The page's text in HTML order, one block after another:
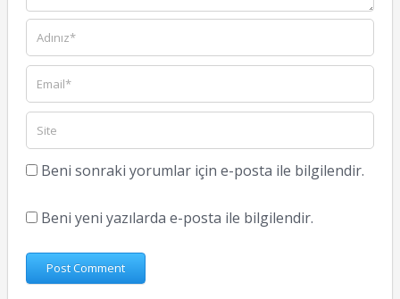
Beni sonraki yorumlar için e-posta ile bilgilendir.
Beni yeni yazılarda e-posta ile bilgilendir.